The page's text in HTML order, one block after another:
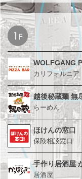
WOLFGANG
カリフォルニア
越後秘蔵麺 無
らーめん
ほけんの窓口
保険相談窓口
手作り居酒屋
居酒屋